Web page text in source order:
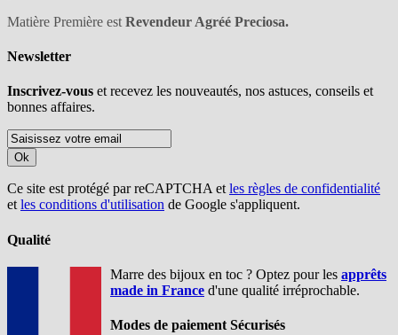
Matière Première est Revendeur Agréé Preciosa.
Newsletter
Inscrivez-vous et recevez les nouveautés, nos astuces, conseils et
bonnes affaires.
Ok
Ce site est protégé par reCAPTCHA etles règles de confidentialité
etles conditions d'utilisation de Google s'appliquent.
Qualité
Marre des bijoux en toc ? Optez pour les apprêts
made in France d'une qualité irréprochable.
Modes de paiement Sécurisés